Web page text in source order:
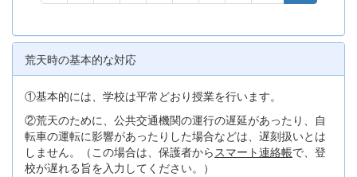
荒天時の基本的な対応
①基本的には、学校は平常どおり授業を行います。
②荒天のために、公共交通機関の運行の遅延があったり、自
転車の運転に影響があったりした場合などは、遅刻扱いとは
しません。（この場合は、保護者からスマート連絡帳で、登
校が遅れる旨を入力してください。）